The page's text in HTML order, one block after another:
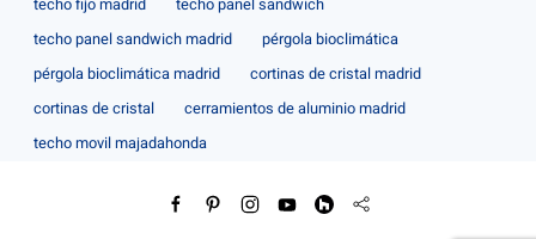
techo fijo madrid
techo panel sandwich
techo panel sandwich madrid
pérgola bioclimática
pérgola bioclimática madrid
cortinas de cristal madrid
cortinas de cristal
cerramientos de aluminio madrid
techo movil majadahonda